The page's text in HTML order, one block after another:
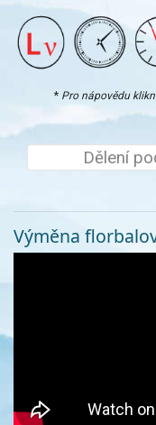
* Pro nápovědu
Dělení
Výměna